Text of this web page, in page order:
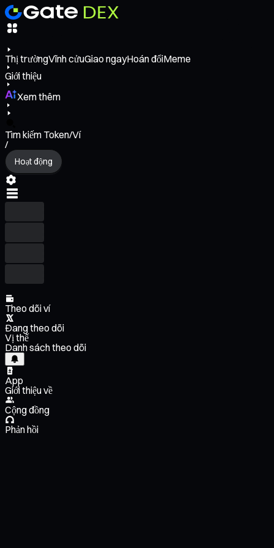
Thị trườngVĩnh cửuGiao ngayHoán đổiMeme
Giới thiệu
Xem thêm
Tìm kiếm Token/Ví
/
Hoạt động
Theo dõi ví
Đang theo dõi
Vị thế
Danh sách theo dõi
App
Giới thiệu về
Cộng đồng
Phản hồi